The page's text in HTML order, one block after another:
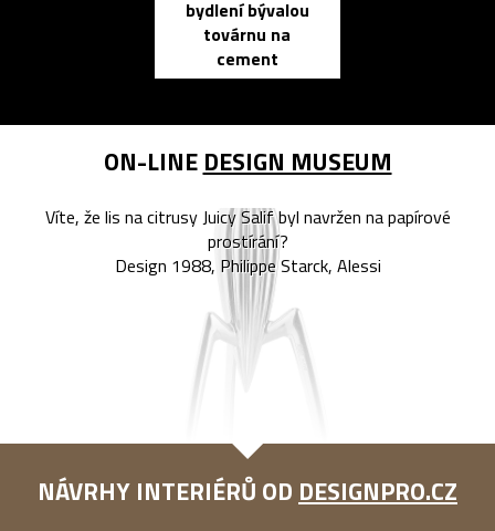
bydlení bývalou
továrnu na
cement
ON-LINE DESIGN MUSEUM
Víte, že lis na citrusy Juicy Salif byl navržen na papírové
prostírání?
Design 1988, Philippe Starck, Alessi
NÁVRHY INTERIÉRŮ OD DESIGNPRO.CZ